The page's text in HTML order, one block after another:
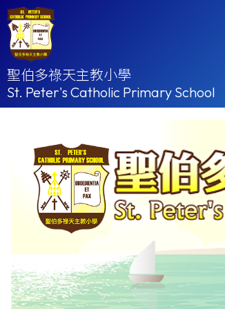
聖伯多祿天主教小學
St. Peter's Catholic Primary School